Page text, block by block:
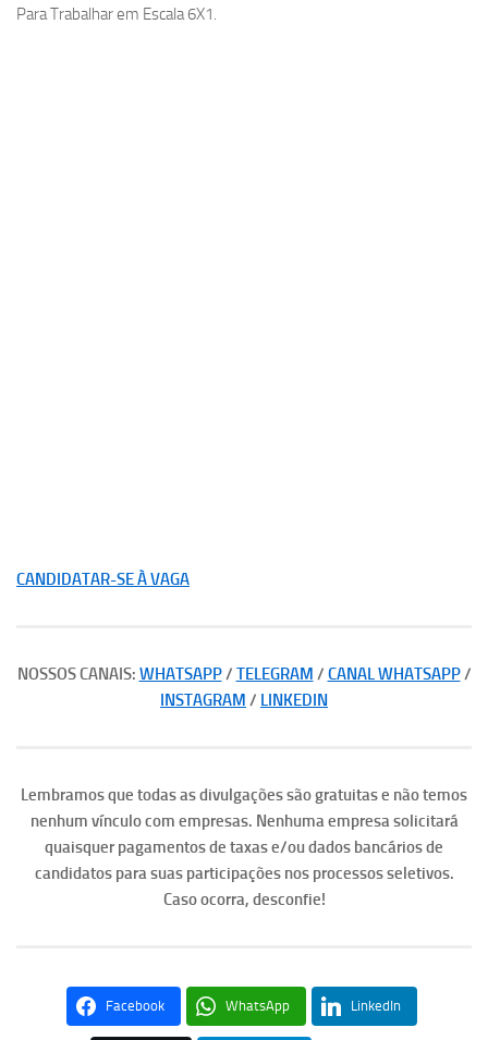
Para Trabalhar em Escala 6X1.
CANDIDATAR-SE À VAGA
NOSSOS CANAIS: WHATSAPP/ TELEGRAM / CANAL WHATSAPP/
INSTAGRAM / LINKEDIN
Lembramos que todas as divulgações são gratuitas e não temos
nenhum vínculo com empresas. Nenhuma empresa solicitará
quaisquer pagamentos de taxas e/ou dados bancários de
candidatos para suas participações nos processos seletivos.
Caso ocorra, desconfie!
Facebook WhatsApp LinkedIn